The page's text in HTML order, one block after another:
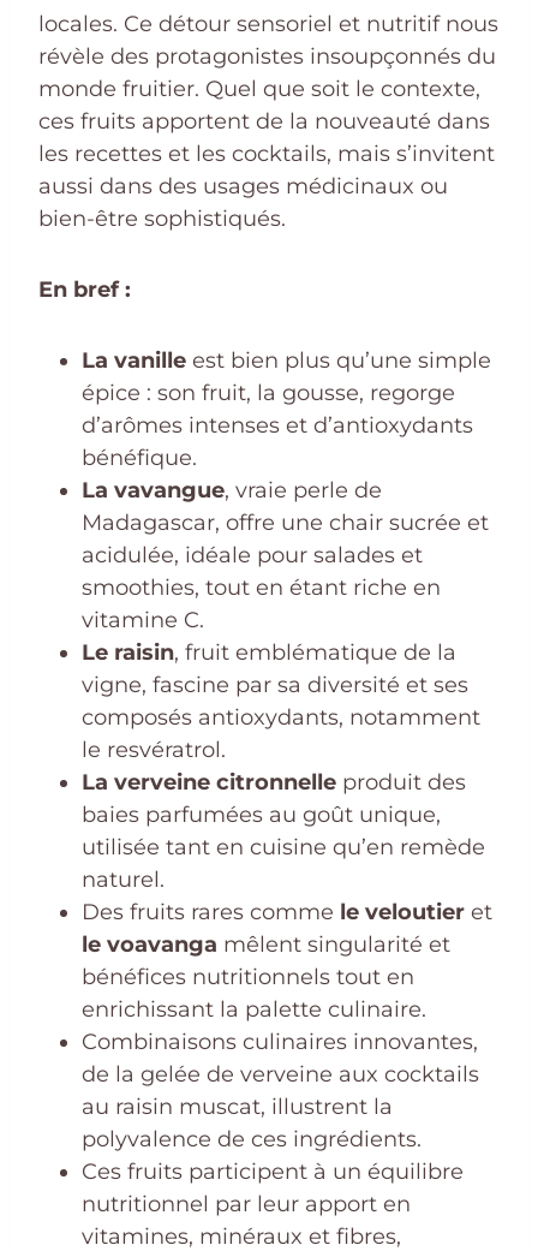
locales. Ce détour sensoriel et nutritif nous
révèle des protagonistes insoupçonnés du
monde fruitier. Quel que soit le contexte,
ces fruits apportent de la nouveauté dans
les recettes et les cocktails, mais s’invitent
aussi dans des usages médicinaux ou
bien-être sophistiqués.
En bref :
La vanille est bien plus qu’une simple
épice : son fruit, la gousse, regorge
d’arômes intenses et d’antioxydants
bénéfique.
La vavangue, vraie perle de
Madagascar, offre une chair sucrée et
acidulée, idéale pour salades et
smoothies, tout en étant riche en
vitamine C.
Le raisin, fruit emblématique de la
vigne, fascine par sa diversité et ses
composés antioxydants, notamment
le resvératrol.
La verveine citronnelle produit des
baies parfumées au goût unique,
utilisée tant en cuisine qu’en remède
naturel.
Des fruits rares comme le veloutier et
le voavanga mêlent singularité et
bénéfices nutritionnels tout en
enrichissant la palette culinaire.
Combinaisons culinaires innovantes,
de la gelée de verveine aux cocktails
au raisin muscat, illustrent la
polyvalence de ces ingrédients.
Ces fruits participent à un équilibre
nutritionnel par leur apport en
vitamines, minéraux et fibres,